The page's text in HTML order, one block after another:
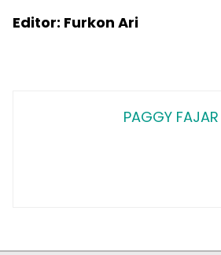
Editor: Furkon Ari
PAGGY FAJAR